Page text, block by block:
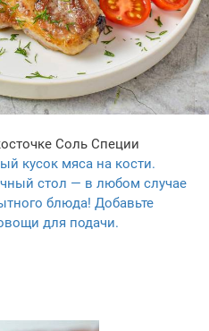
Соль Специи
кусок мяса на кости.
стол — в любом случае
блюда! Добавьте
для подачи.